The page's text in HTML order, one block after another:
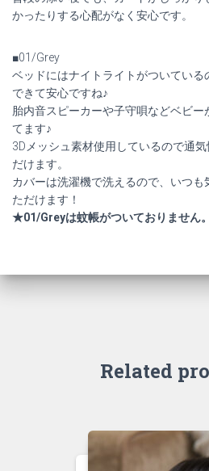
持
び
赤
ち
ゃ
ん
寝
返
り
防
止
ッ
かったりする心配がなく安心です。
■01/Grey
ベッドにはナイトライトがついてい
できて安心ですね♪
胎内音スピーカーや子守唄などベビー
てます♪
3Dメッシュ素材使用しているので通
だけます。
カバーは洗濯機で洗えるので、いつ
ただけます！
★01/Greyは蚊帳がついておりません。
Related